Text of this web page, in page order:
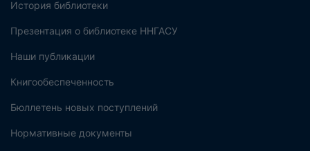
История библиотеки
Презентация о библиотеке ННГАСУ
Наши публикации
Книгообеспеченность
Бюллетень новых поступлений
Нормативные документы